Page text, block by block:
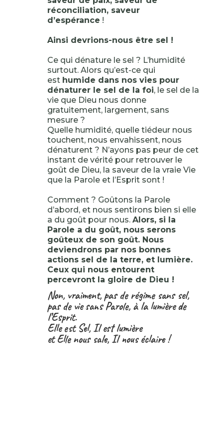
réconciliation, saveur
d’espérance !
Ainsi devrions-nous être sel !
Ce qui dénature le sel ? L’humidité
surtout. Alors qu’est-ce qui
est humide dans nos vies pour
dénaturer le sel de la foi, le sel de la
vie que Dieu nous donne
gratuitement, largement, sans
mesure ?
Quelle humidité, quelle tiédeur nous
touchent, nous envahissent, nous
dénaturent ? N’ayons pas peur de cet
instant de vérité pour retrouver le
goût de Dieu, la saveur de la vraie Vie
que la Parole et l’Esprit sont !
Comment ? Goûtons la Parole
d’abord, et nous sentirons bien si elle
a du goût pour nous. Alors, si la
Parole a du goût, nous serons
goûteux de son goût. Nous
deviendrons par nos bonnes
actions sel de la terre, et lumière.
Ceux qui nous entourent
percevront la gloire de Dieu !
Non, vraiment, pas de régime sans sel,
pas de vie sans Parole, à la lumière de
l’Esprit.
Elle est Sel, Il est lumière
et Elle nous sale, Il nous éclaire !